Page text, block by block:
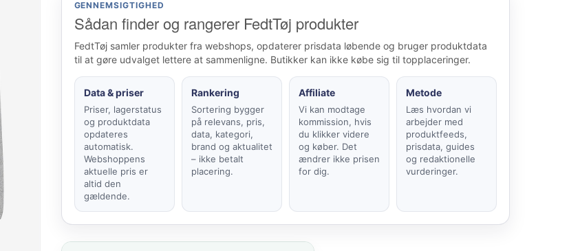
GENNEMSIGTIGHED
Sådan finder og rangerer FedtTøj produkter
FedtTøj samler produkter fra webshops, opdaterer prisdata løbende og bruger produktdata
til at gøre udvalget lettere at sammenligne. Butikker kan ikke købe sig til topplaceringer.
Data & priser
Priser, lagerstatus
og produktdata
opdateres
automatisk.
Webshoppens
aktuelle pris er
altid den
gældende.
Rankering
Sortering bygger
på relevans, pris,
data, kategori,
brand og aktualitet
– ikke betalt
placering.
Affiliate
Vi kan modtage
kommission, hvis
du klikker videre
og køber. Det
ændrer ikke prisen
for dig.
Metode
Læs hvordan vi
arbejder med
produktfeeds,
prisdata, guides
og redaktionelle
vurderinger.